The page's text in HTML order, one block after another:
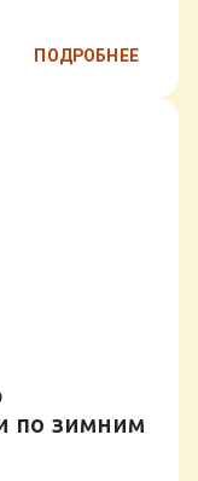
ПОДРОБНЕЕ
по зимним